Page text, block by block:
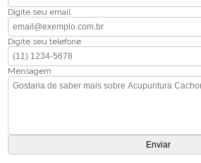
Digite seu email
Digite seu telefone
Mensagem